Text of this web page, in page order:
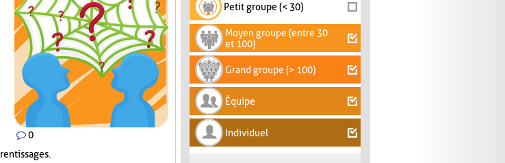
Petit groupe (< 30)
Moyen groupe (entre 30
et 100)
Grand groupe (> 100)
Équipe
Individuel
0